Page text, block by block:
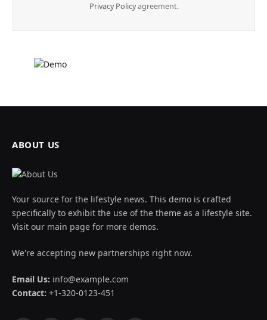
Privacy Policyagreement.
ABOUT US
Your source for the lifestyle news. This demo is crafted
specifically to exhibit the use of the theme as a lifestyle site.
Visit our main page for more demos.
We're accepting new partnerships right now.
Email Us: info@example.com
Contact: +1-320-0123-451